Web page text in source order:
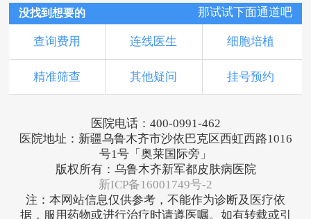
没找到想要的 那试试下面通道吧
查询费用 连线医生 细胞培植
精准筛查 其他疑问 挂号预约
医院电话：400-0991-462
医院地址：新疆乌鲁木齐市沙依巴克区西虹西路1016
号1号「奥莱国际旁」
版权所有：乌鲁木齐新军都皮肤病医院
新ICP备16001749号-2
注：本网站信息仅供参考，不能作为诊断及医疗依
据，服用药物或进行治疗时请遵医嘱。如有转载或引